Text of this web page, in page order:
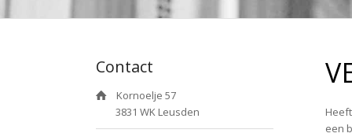
Contact
Kornoelje 57
3831 WK Leusden
een